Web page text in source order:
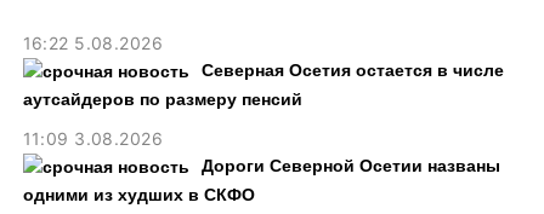
16:22 5.08.2026
Северная Осетия остается в числе
аутсайдеров по размеру пенсий
11:09 3.08.2026
Дороги Северной Осетии названы
одними из худших в СКФО